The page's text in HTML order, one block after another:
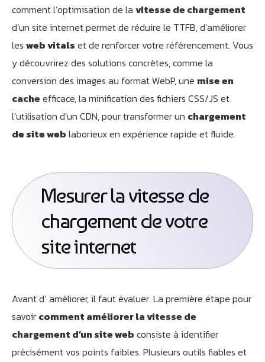
comment l’optimisation de la vitesse de chargement
d’un site internet permet de réduire le TTFB, d’améliorer
les web vitals et de renforcer votre référencement. Vous
y découvrirez des solutions concrètes, comme la
conversion des images au format WebP, une mise en
cache efficace, la minification des fichiers CSS/JS et
l’utilisation d’un CDN, pour transformer un chargement
de site web laborieux en expérience rapide et fluide.
Mesurer la vitesse de
chargement de votre
site internet
Avant d’ améliorer, il faut évaluer. La première étape pour
savoir comment améliorer la vitesse de
chargement d’un site web consiste à identifier
précisément vos points faibles. Plusieurs outils fiables et